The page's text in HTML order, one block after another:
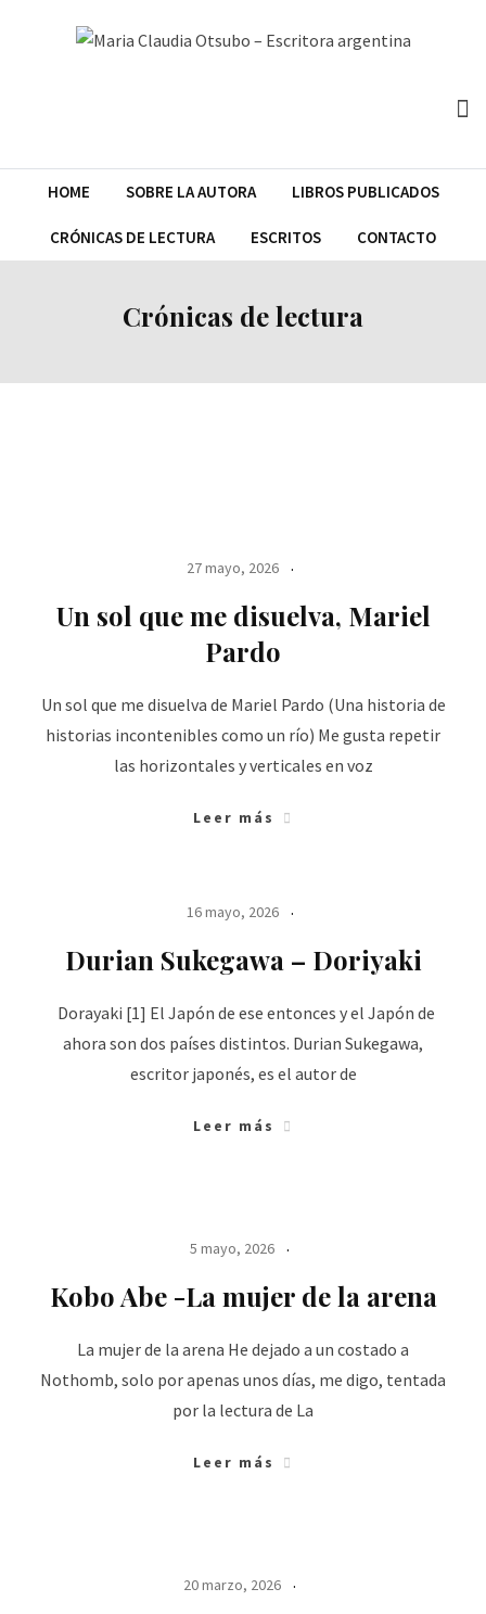
HOME SOBRE LA AUTORA LIBROS PUBLICADOS
CRÓNICAS DE LECTURA ESCRITOS CONTACTO
Crónicas de lectura
27 mayo, 2026
Un sol que me disuelva, Mariel
Pardo
Un sol que me disuelva de Mariel Pardo (Una historia de
historias incontenibles como un río) Me gusta repetir
las horizontales y verticales en voz
Leer más
16 mayo, 2026
Durian Sukegawa – Doriyaki
Dorayaki [1] El Japón de ese entonces y el Japón de
ahora son dos países distintos. Durian Sukegawa,
escritor japonés, es el autor de
Leer más
5 mayo, 2026
Kobo Abe -La mujer de la arena
La mujer de la arena He dejado a un costado a
Nothomb, solo por apenas unos días, me digo, tentada
por la lectura de La
Leer más
20 marzo, 2026